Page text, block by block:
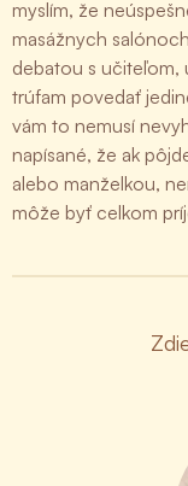
myslím, že
masážnych
debatou s učiteľom,
trúfam povedať
vám to nemusí
napísané, že ak
alebo manželkou,
môže byť celkom